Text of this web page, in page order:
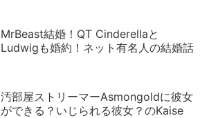
MrBeast結婚！QT Cinderellaと
Ludwigも婚約！ネット有名人の結婚話
汚部屋ストリーマーAsmongoldに彼女
ができる？いじられる彼女？のKaise